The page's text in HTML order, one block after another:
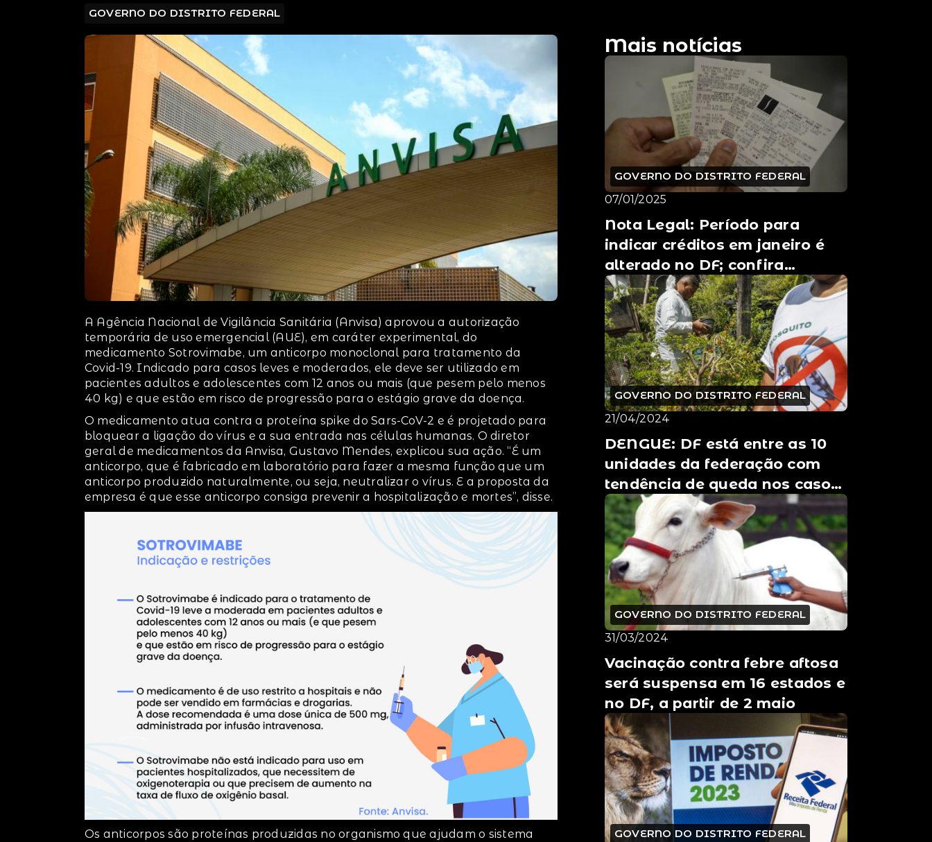
GOVERNO DO DISTRITO FEDERAL
A Agência Nacional de Vigilância Sanitária (Anvisa) aprovou a autorização
temporária de uso emergencial (AUE), em caráter experimental, do
medicamento Sotrovimabe, um anticorpo monoclonal para tratamento da
Covid-19. Indicado para casos leves e moderados, ele deve ser utilizado em
pacientes adultos e adolescentes com 12 anos ou mais (que pesem pelo menos
40 kg) e que estão em risco de progressão para o estágio grave da doença.
O medicamento atua contra a proteína spike do Sars-CoV-2 e é projetado para
bloquear a ligação do vírus e a sua entrada nas células humanas. O diretor
geral de medicamentos da Anvisa, Gustavo Mendes, explicou sua ação. “É um
anticorpo, que é fabricado em laboratório para fazer a mesma função que um
anticorpo produzido naturalmente, ou seja, neutralizar o vírus. E a proposta da
empresa é que esse anticorpo consiga prevenir a hospitalização e mortes”, disse.
Os anticorpos são proteínas produzidas no organismo que ajudam o sistema
Mais notícias
GOVERNO DO DISTRITO FEDERAL
07/01/2025
Nota Legal: Período para
indicar créditos em janeiro é
alterado no DF; confira
novidades nos programas de
benefícios ...
GOVERNO DO DISTRITO FEDERAL
21/04/2024
DENGUE: DF está entre as 10
unidades da federação com
tendência de queda nos casos
da doença
GOVERNO DO DISTRITO FEDERAL
31/03/2024
Vacinação contra febre aftosa
será suspensa em 16 estados e
no DF, a partir de 2 maio
GOVERNO DO DISTRITO FEDERAL